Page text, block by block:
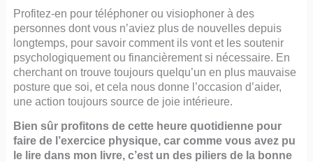
Profitez-en pour téléphoner ou visiophoner à des
personnes dont vous n’aviez plus de nouvelles depuis
longtemps, pour savoir comment ils vont et les soutenir
psychologiquement ou financièrement si nécessaire. En
cherchant on trouve toujours quelqu’un en plus mauvaise
posture que soi, et cela nous donne l’occasion d’aider,
une action toujours source de joie intérieure.
Bien sûr profitons de cette heure quotidienne pour
faire de l’exercice physique, car comme vous avez pu
le lire dans mon livre, c’est un des piliers de la bonne